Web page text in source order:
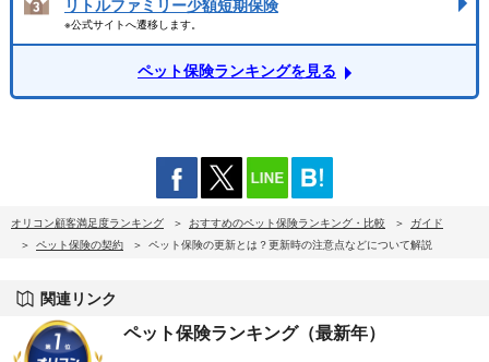
リトルファミリー少額短期保険
※公式サイトへ遷移します。
ペット保険ランキングを見る
オリコン顧客満足度ランキング おすすめのペット保険ランキング・比較
ガイド
ペット保険の契約
ペット保険の更新とは？更新時の注意点などについて解説
関連リンク
ペット保険ランキング（最新年）